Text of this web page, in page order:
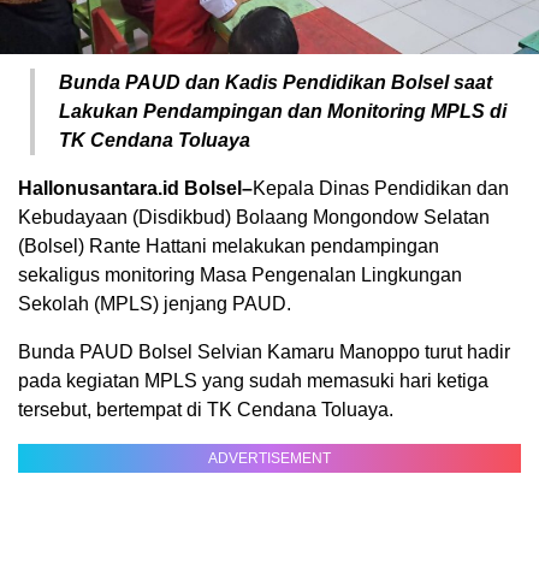
Bunda PAUD dan Kadis Pendidikan Bolsel saat
Lakukan Pendampingan dan Monitoring MPLS di
TK Cendana Toluaya
Hallonusantara.id Bolsel–Kepala Dinas Pendidikan dan
Kebudayaan (Disdikbud) Bolaang Mongondow Selatan
(Bolsel) Rante Hattani melakukan pendampingan
sekaligus monitoring Masa Pengenalan Lingkungan
Sekolah (MPLS) jenjang PAUD.
Bunda PAUD Bolsel Selvian Kamaru Manoppo turut hadir
pada kegiatan MPLS yang sudah memasuki hari ketiga
tersebut, bertempat di TK Cendana Toluaya.
ADVERTISEMENT